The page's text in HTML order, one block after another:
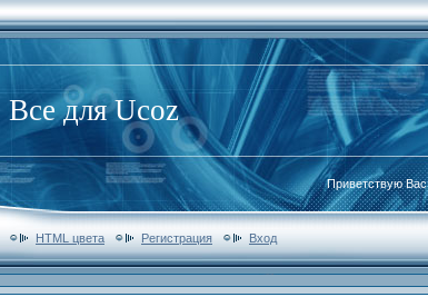
Все для Ucoz
Приветствую Вас
HTML цвета Регистрация Вход